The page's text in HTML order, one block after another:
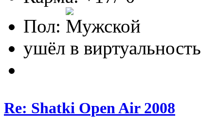
Пол:
ушёл в виртуальность
Re: Shatki Open Air 2008